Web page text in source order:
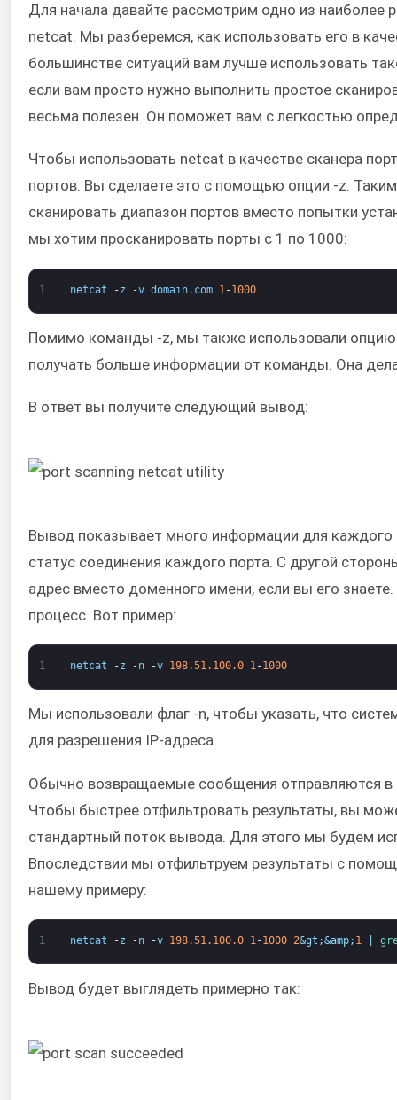
Для начала давайте рассмотрим одно из наиболее
netcat. Мы разберемся, как использовать его в
большинстве ситуаций вам лучше использовать
если вам просто нужно выполнить простое
весьма полезен. Он поможет вам с легкостью
Чтобы использовать netcat в качестве сканера
портов. Вы сделаете это с помощью опции -z.
сканировать диапазон портов вместо попытки
мы хотим просканировать порты с 1 по 1000:
1 netcat -z -v domain. com 1-1000
Помимо команды -z, мы также использовали опцию
получать больше информации от команды. Она
В ответ вы получите следующий вывод:
Вывод показывает много информации для каждого
статус соединения каждого порта. С другой
адрес вместо доменного имени, если вы его
процесс. Вот пример:
1 netcat -z -n -v 198.51.100.0 1-1000
Мы использовали флаг -n, чтобы указать, что
для разрешения IP-адреса.
Обычно возвращаемые сообщения отправляются
Чтобы быстрее отфильтровать результаты, вы
стандартный поток вывода. Для этого мы будем
Впоследствии мы отфильтруем результаты с
нашему примеру:
1 netcat -z -n -v 198.51.100.0 1-1000 2&gt;&amp; 1
Вывод будет выглядеть примерно так: